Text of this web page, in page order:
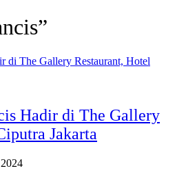
Hadir di The Gallery
Jakarta